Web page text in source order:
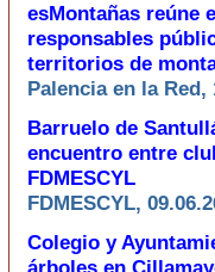
esMontañas reúne
responsables
territorios de
Palencia en la Red,
Barruelo de
encuentro entre
FDMESCYL
FDMESCYL,
Colegio y
árboles en